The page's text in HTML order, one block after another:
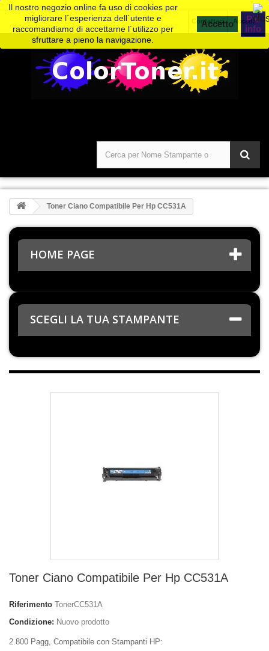
Accedi
Contattaci
Il nostro negozio online fa uso di cookies per
migliorare l´esperienza dell´utente e
raccomandiamo di accettarne l´utilizzo per
sfruttare a pieno la navigazione.
Piú
info
Toner Ciano Compatibile Per Hp CC531A
HOME PAGE
SCEGLI LA TUA STAMPANTE
Toner Ciano Compatibile Per Hp CC531A
Riferimento TonerCC531A
Condizione: Nuovo prodotto
2.800 Pagg, Compatibile con Stampanti HP: